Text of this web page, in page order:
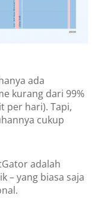
ada
kurang dari 99%
per hari). Tapi,
cukup
adalah
– yang biasa saja